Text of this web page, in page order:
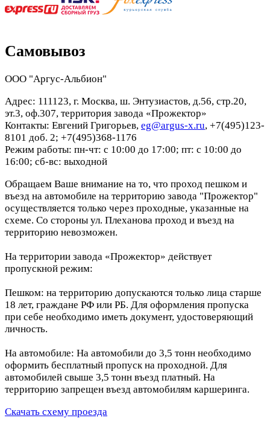
Самовывоз
ООО "Аргус-Альбион"
Адрес: 111123, г. Москва, ш. Энтузиастов, д.56, стр.20,
эт.3, оф.307, территория завода «Прожектор»
Контакты: Евгений Григорьев, eg@argus-x.ru, +7(495)123-
8101 доб. 2; +7(495)368-1176
Режим работы: пн-чт: с 10:00 до 17:00; пт: с 10:00 до
16:00; сб-вс: выходной
Обращаем Ваше внимание на то, что проход пешком и
въезд на автомобиле на территорию завода "Прожектор"
осуществляется только через проходные, указанные на
схеме. Со стороны ул. Плеханова проход и въезд на
территорию невозможен.
На территории завода «Прожектор» действует
пропускной режим:
Пешком: на территорию допускаются только лица старше
18 лет, граждане РФ или РБ. Для оформления пропуска
при себе необходимо иметь документ, удостоверяющий
личность.
На автомобиле: На автомобили до 3,5 тонн необходимо
оформить бесплатный пропуск на проходной. Для
автомобилей свыше 3,5 тонн въезд платный. На
территорию запрещен въезд автомобилям каршеринга.
Скачать схему проезда